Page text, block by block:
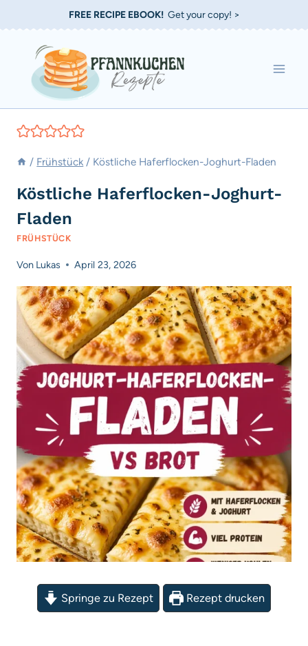
Inhalt
springen
FREE RECIPE EBOOK!Get your copy! >
/ Frühstück / Köstliche Haferflocken-Joghurt-Fladen
Köstliche Haferflocken-Joghurt-
Fladen
FRÜHSTÜCK
Von Lukas April 23, 2026
Springe zu Rezept Rezept drucken